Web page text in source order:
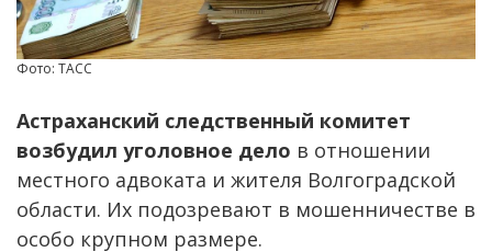
Фото: ТАСС
Астраханский следственный комитет
возбудил уголовное дело в отношении
местного адвоката и жителя Волгоградской
области. Их подозревают в мошенничестве в
особо крупном размере.